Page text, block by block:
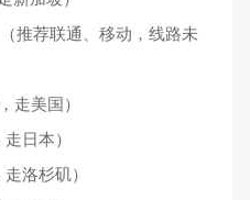
推荐联通、移动，线路未
走美国）
日本）
洛杉矶）